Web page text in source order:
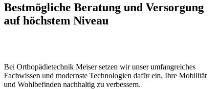
Bestmögliche Beratung und Versorgung
auf höchstem Niveau
Bei Orthopädietechnik Meiser setzen wir unser umfangreiches
Fachwissen und modernste Technologien dafür ein, Ihre Mobilität
und Wohlbefinden nachhaltig zu verbessern.